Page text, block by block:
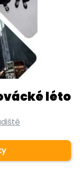
léto